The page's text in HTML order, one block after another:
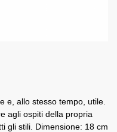
e, allo stesso tempo, utile.
agli ospiti della propria
gli stili. Dimensione: 18 cm